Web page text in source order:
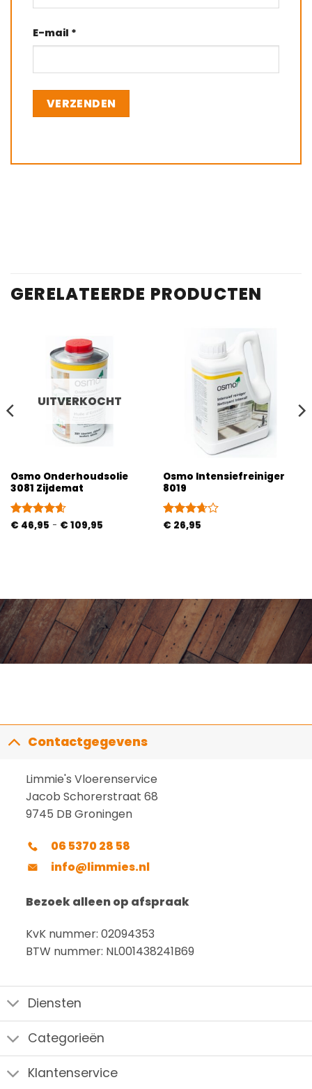
E-mail *
GERELATEERDE PRODUCTEN
UITVERKOCHT
Osmo Onderhoudsolie
3081 Zijdemat
Gewaardeerd
€ 46,95 - € 109,95Prijsklasse:
Osmo Intensiefreiniger
8019
Gewaardeerd
€ 26,95
Contactgegevens
Limmie's Vloerenservice
Jacob Schorerstraat 68
9745 DB Groningen
06 5370 28 58
info@limmies.nl
Bezoek alleen op afspraak
KvK nummer: 02094353
BTW nummer: NL001438241B69
Diensten
Categorieën
Klantenservice